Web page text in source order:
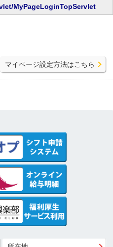
MyPageLoginTopServlet
マイページ設定方法はこちら